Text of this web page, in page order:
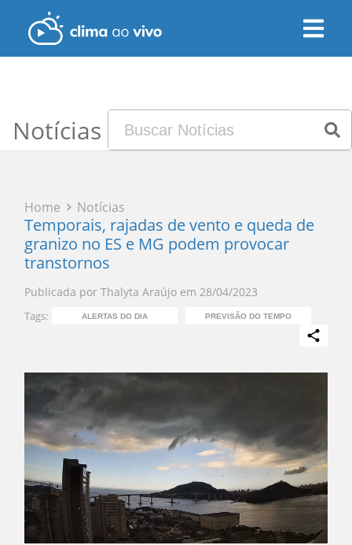
Notícias
Home Notícias
Temporais, rajadas de vento e queda de
granizo no ES e MG podem provocar
transtornos
Publicada por Thalyta Araújo em 28/04/2023
Tags: ALERTAS DO DIA PREVISÃO DO TEMPO